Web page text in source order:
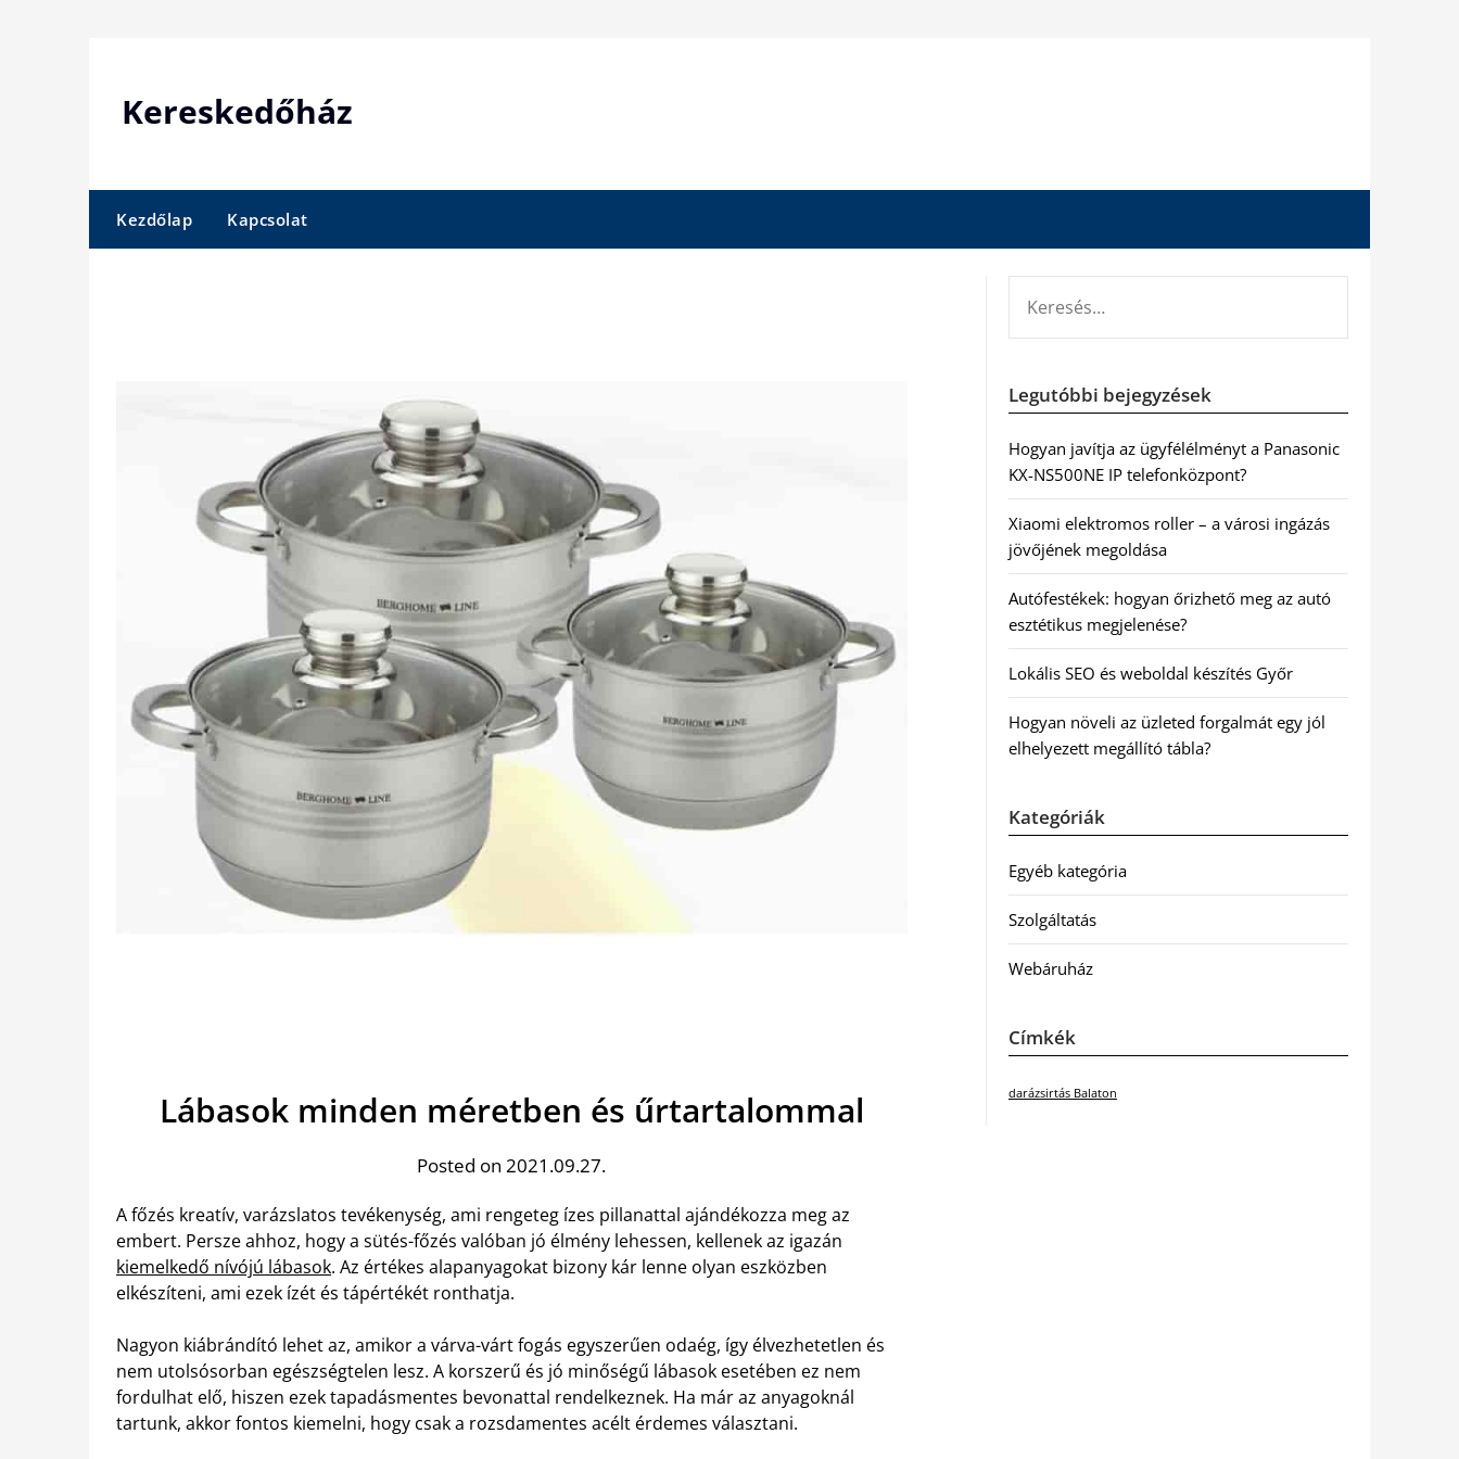
Kereskedőház
Kezdőlap Kapcsolat
Lábasok minden méretben és űrtartalommal
Posted on 2021.09.27.
A főzés kreatív, varázslatos tevékenység, ami rengeteg ízes pillanattal ajándékozza meg az
embert. Persze ahhoz, hogy a sütés-főzés valóban jó élmény lehessen, kellenek az igazán
kiemelkedő nívójú lábasok. Az értékes alapanyagokat bizony kár lenne olyan eszközben
elkészíteni, ami ezek ízét és tápértékét ronthatja.
Nagyon kiábrándító lehet az, amikor a várva-várt fogás egyszerűen odaég, így élvezhetetlen és
nem utolsósorban egészségtelen lesz. A korszerű és jó minőségű lábasok esetében ez nem
fordulhat elő, hiszen ezek tapadásmentes bevonattal rendelkeznek. Ha már az anyagoknál
tartunk, akkor fontos kiemelni, hogy csak a rozsdamentes acélt érdemes választani.
Legutóbbi bejegyzések
Hogyan javítja az ügyfélélményt a Panasonic
KX-NS500NE IP telefonközpont?
Xiaomi elektromos roller – a városi ingázás
jövőjének megoldása
Autófestékek: hogyan őrizhető meg az autó
esztétikus megjelenése?
Lokális SEO és weboldal készítés Győr
Hogyan növeli az üzleted forgalmát egy jól
elhelyezett megállító tábla?
Kategóriák
Egyéb kategória
Szolgáltatás
Webáruház
Címkék
darázsirtás Balaton